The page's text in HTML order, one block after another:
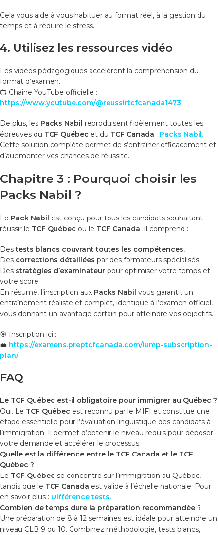
Cela vous aide à vous habituer au format réel, à la gestion du
temps et à réduire le stress.
4. Utilisez les ressources vidéo
Les vidéos pédagogiques accélèrent la compréhension du
format d’examen.
📺 Chaîne YouTube officielle :
https://www.youtube.com/@reussirtcfcanada1473
De plus, les Packs Nabil reproduisent fidèlement toutes les
épreuves du TCF Québec et du TCF Canada : Packs Nabil .
Cette solution complète permet de s’entraîner efficacement et
d’augmenter vos chances de réussite.
Chapitre 3 : Pourquoi choisir les
Packs Nabil ?
Le Pack Nabil est conçu pour tous les candidats souhaitant
réussir le TCF Québec ou le TCF Canada. Il comprend :
Destests blancs couvrant toutes les compétences,
Des corrections détaillées par des formateurs spécialisés,
Des stratégies d’examinateur pour optimiser votre temps et
votre score.
En résumé, l’inscription aux Packs Nabil vous garantit un
entraînement réaliste et complet, identique à l’examen officiel,
vous donnant un avantage certain pour atteindre vos objectifs.
🎯 Inscription ici :
💼 https://examens.preptcfcanada.com/iump-subscription-
plan/
FAQ
Le TCF Québec est-il obligatoire pour immigrer au Québec ?
Oui. Le TCF Québec est reconnu par le MIFI et constitue une
étape essentielle pour l’évaluation linguistique des candidats à
l’immigration. Il permet d’obtenir le niveau requis pour déposer
votre demande et accélérer le processus.
Quelle est la différence entre le TCF Canada et le TCF
Québec ?
Le TCF Québec se concentre sur l’immigration au Québec,
tandis que le TCF Canada est valide à l’échelle nationale. Pour
en savoir plus : Différence tests.
Combien de temps dure la préparation recommandée ?
Une préparation de 8 à 12 semaines est idéale pour atteindre un
niveau CLB 9 ou 10. Combinez méthodologie, tests blancs,